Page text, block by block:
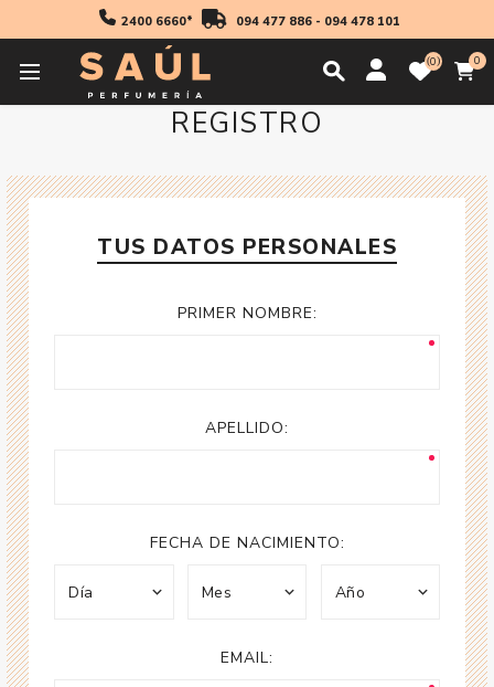
2400 6660* 094 477 886- 094 478 101
0 0
REGISTRO
TUS DATOS PERSONALES
PRIMER NOMBRE:
APELLIDO:
FECHA DE NACIMIENTO:
EMAIL: